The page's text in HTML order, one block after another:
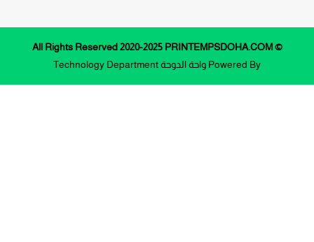
© All Rights Reserved 2020-2025 PRINTEMPSDOHA.COM
Powered By واحة الدوحة